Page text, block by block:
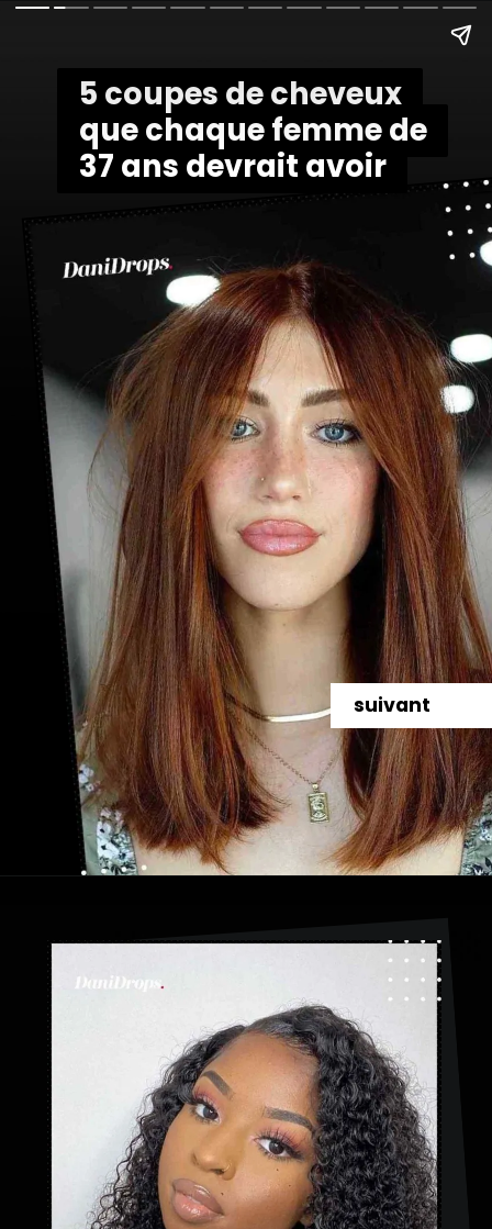
5 coupes de cheveux
que chaque femme de
37 ans devrait avoir
5 coupes de cheveux
que chaque femme de
37 ans devrait avoir
suivant